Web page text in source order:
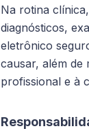
Na rotina
diagnósticos,
eletrônico
causar, além de
profissional e à